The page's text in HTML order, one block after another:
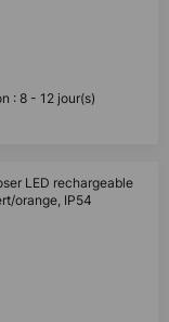
: 8 - 12 jour(s)
LED rechargeable
orange, IP54